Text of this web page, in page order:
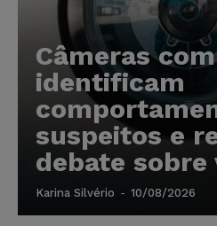
Câmeras
identificam
suspeitos e
debate
Karina Silvério - 10/08/2026